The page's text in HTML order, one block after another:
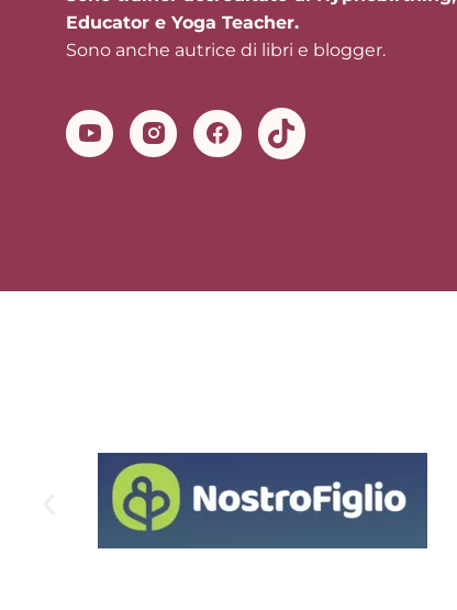
Educator e Yoga Teacher.
Sono anche autrice di libri e blogger.